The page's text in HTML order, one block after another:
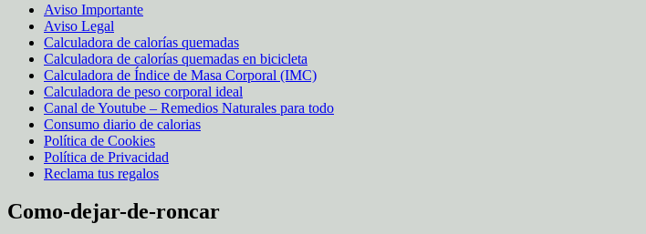
Aviso Importante
Aviso Legal
Calculadora de calorías quemadas
Calculadora de calorías quemadas en bicicleta
Calculadora de Índice de Masa Corporal (IMC)
Calculadora de peso corporal ideal
Canal de Youtube – Remedios Naturales para todo
Consumo diario de calorias
Política de Cookies
Política de Privacidad
Reclama tus regalos
Como-dejar-de-roncar